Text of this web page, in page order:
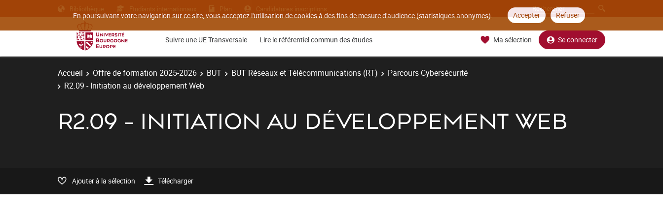
En poursuivant votre navigation sur ce site, vous acceptez l'utilisation de cookies à des fins de mesure d'audience (statistiques anonymes). Accepter Refuser
Bibliothèque Etudiants internationaux Plan Candidatures inscriptions
Suivre une UE Transversale Lire le référentiel commun des études Ma sélection Se connecter
Accueil Offre de formation 2025-2026 BUT BUT Réseaux et Télécommunications (RT)
Parcours Cybersécurité
R2.09 - Initiation au développement Web
R2.09 - INITIATION AU DÉVELOPPEMENT WEB
Ajouter à la sélection Télécharger